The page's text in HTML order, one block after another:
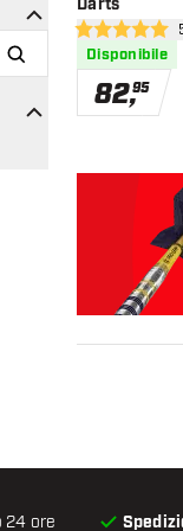
Darts
5 stelle di
Disponibile
82,95
24 ore